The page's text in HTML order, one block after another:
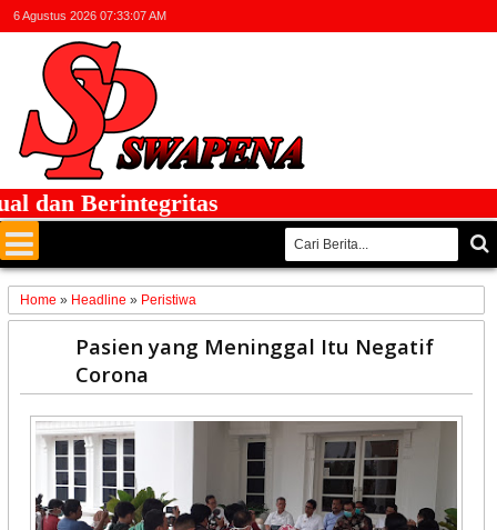
6 Agustus 2026 07:33:07 AM
Berintegritas
Home » Headline » Peristiwa
Pasien yang Meninggal Itu Negatif
Corona